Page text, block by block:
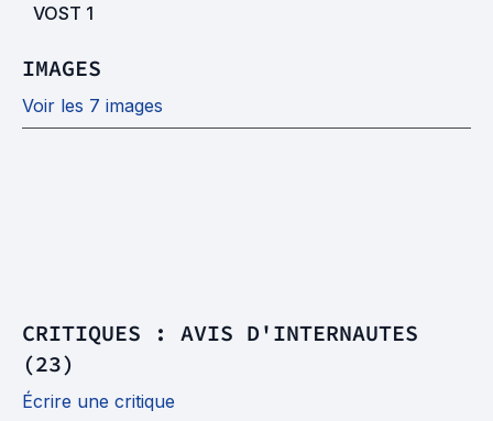
VOST 1
IMAGES
Voir les 7 images
CRITIQUES : AVIS D'INTERNAUTES
(23)
Écrire une critique